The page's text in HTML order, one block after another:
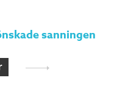
sanningen